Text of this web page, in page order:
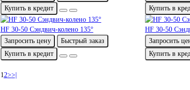
Купить в кредит
Купить в
HF 30-50 Сэндвич-колено 135°
Запросить цену
Быстрый заказ
Купить в кредит
HF 30-50
Запросить
Купить в
12>>|